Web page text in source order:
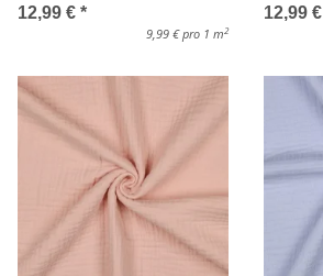
12,99 € *
9,99 € pro 1 m 2
12,99 €